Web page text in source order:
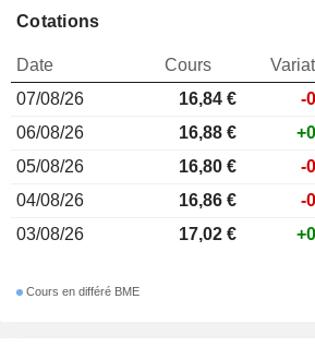
Cotations
Date Cours
07/08/26
16,84 € -
06/08/26
16,88 €
05/08/26
16,80 € -
04/08/26
16,86 € -
03/08/26
17,02 €
Cours en différé BME